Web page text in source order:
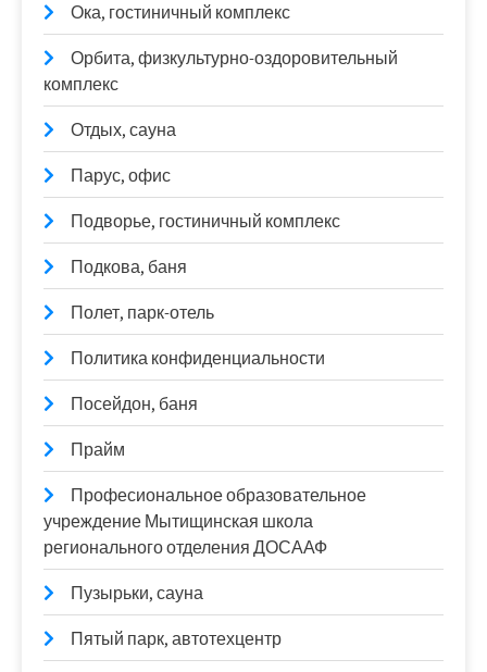
Ока, гостиничный комплекс
Орбита, физкультурно-оздоровительный
комплекс
Отдых, сауна
Парус, офис
Подворье, гостиничный комплекс
Подкова, баня
Полет, парк-отель
Политика конфиденциальности
Посейдон, баня
Прайм
Професиональное образовательное
учреждение Мытищинская школа
регионального отделения ДОСААФ
Пузырьки, сауна
Пятый парк, автотехцентр